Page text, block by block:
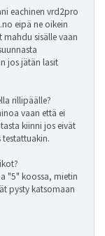
eachinen vrd2pro
eipä ne oikein
sisälle vaan
jos jätän lasit
rillipäälle?
vaan että ei
kiinni jos eivät
"5" koossa, mietin
pysty katsomaan